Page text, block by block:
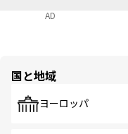
AD
国と地域
ヨーロッパ